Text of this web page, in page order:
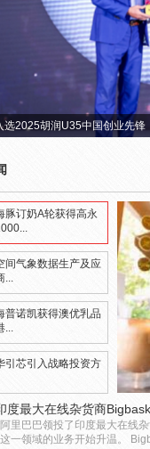
选2025胡润U35中国创业先锋
豚订奶A轮获得高永
间气象数据生产及应
...
普诺凯获得澳优乳品
...
引芯引入战略投资方
度最大在线杂货商
里巴巴领投了印度最大在线
一领域的业务开始升温。